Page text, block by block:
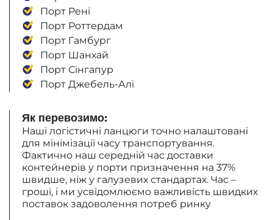
Порт Рені
Порт Роттердам
Порт Гамбург
Порт Шанхай
Порт Сінгапур
Порт Джебель-Алі
Як перевозимо:
Наші логістичні ланцюги точно налаштовані
для мінімізації часу транспортування.
Фактично наш середній час доставки
контейнерів у порти призначення на 37%
швидше, ніж у галузевих стандартах. Час –
гроші, і ми усвідомлюємо важливість швидких
поставок задоволення потреб ринку